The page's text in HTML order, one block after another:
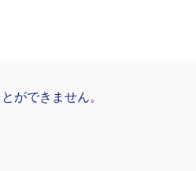
ができません。